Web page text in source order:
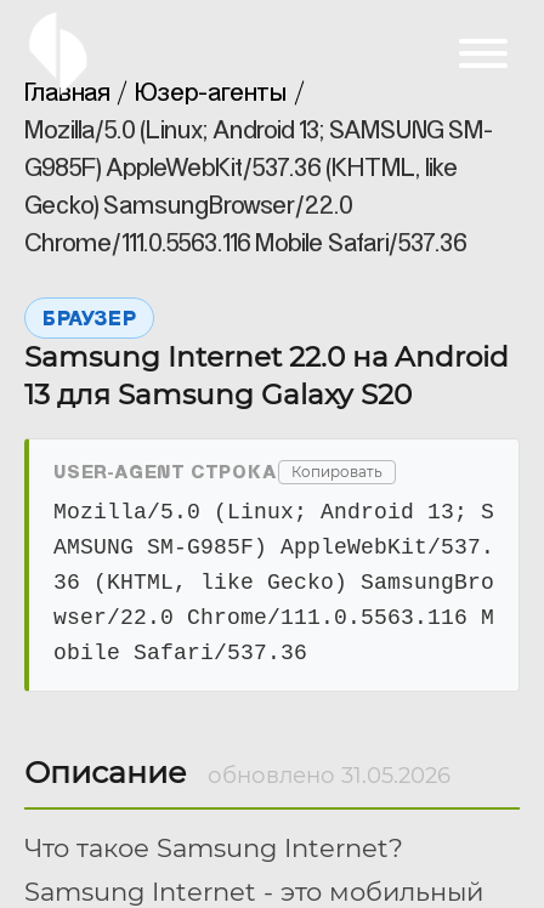
Главная
Юзер-агенты
Mozilla/5.0 (Linux; Android 13; SAMSUNG SM-
G985F) AppleWebKit/537.36 (KHTML, like
Gecko) SamsungBrowser/22.0
Chrome/111.0.5563.116 Mobile Safari/537.36
БРАУЗЕР
Samsung Internet 22.0 на Android
13 для Samsung Galaxy S20
USER-AGENT СТРОКА Копировать
Mozilla/5.0 (Linux; Android 13; S
AMSUNG SM-G985F) AppleWebKit/537.
36 (KHTML, like Gecko) SamsungBro
wser/22.0 Chrome/111.0.5563.116 M
obile Safari/537.36
Описание обновлено 31.05.2026
Что такое Samsung Internet?
Samsung Internet - это мобильный